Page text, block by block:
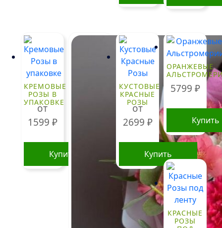
имеет
Опции
можно
выбрать
на
странице
товара.
КРЕМОВЫЕ
РОЗЫ В
УПАКОВКЕ
от
1599 ₽
Купить
КУСТОВЫЕ
КРАСНЫЕ
РОЗЫ
от
2699 ₽
Купить
Этот
товар
имеет
несколько
вариаций.
ОРАНЖЕВЫЕ
5799 ₽
Купить
КРАСНЫЕ
РОЗЫ